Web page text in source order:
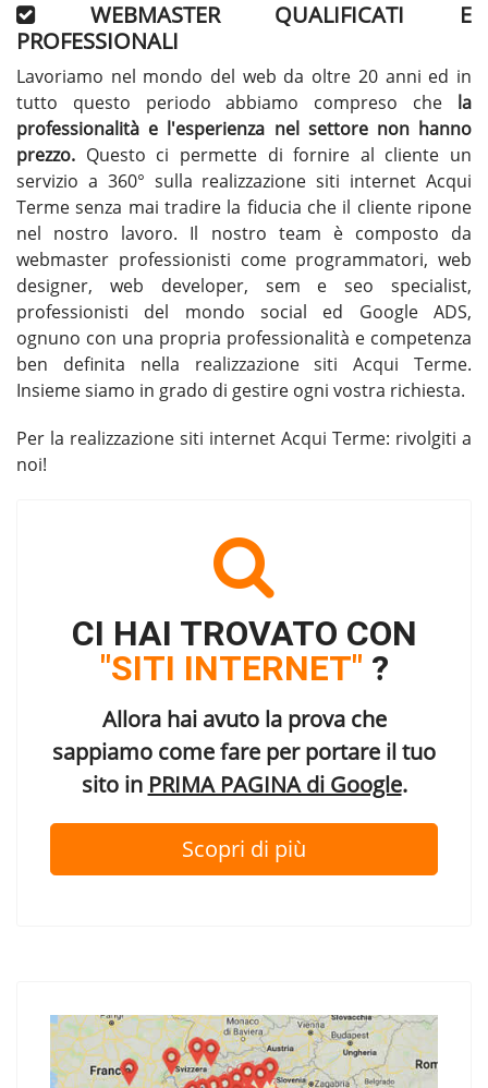
WEBMASTER QUALIFICATI E
PROFESSIONALI
Lavoriamo nel mondo del web da oltre 20 anni ed in
tutto questo periodo abbiamo compreso che la
professionalità e l'esperienza nel settore non hanno
prezzo. Questo ci permette di fornire al cliente un
servizio a 360° sulla realizzazione siti internet Acqui
Terme senza mai tradire la fiducia che il cliente ripone
nel nostro lavoro. Il nostro team è composto da
webmaster professionisti come programmatori, web
designer, web developer, sem e seo specialist,
professionisti del mondo social ed Google ADS,
ognuno con una propria professionalità e competenza
ben definita nella realizzazione siti Acqui Terme.
Insieme siamo in grado di gestire ogni vostra richiesta.
Per la realizzazione siti internet Acqui Terme: rivolgiti a
noi!
CI HAI TROVATO CON
"SITI INTERNET" ?
Allora hai avuto la prova che
sappiamo come fare per portare il tuo
sito in PRIMA PAGINA di Google.
Scopri di più